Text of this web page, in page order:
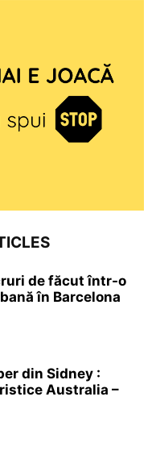
de făcut într-o
în Barcelona
din Sidney :
Australia –